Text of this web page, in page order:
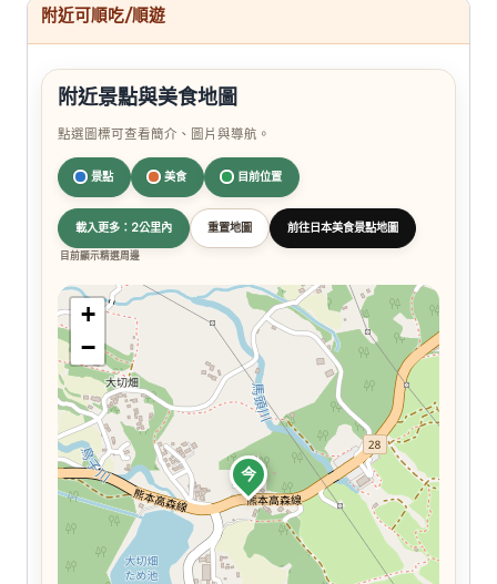
附近可順吃/順遊
附近景點與美食地圖
點選圖標可查看簡介、圖片與導航。
景點 美食 目前位置
載入更多：2公里內 重置地圖 前往日本美食景點地圖
目前顯示精選周邊
今
+
−